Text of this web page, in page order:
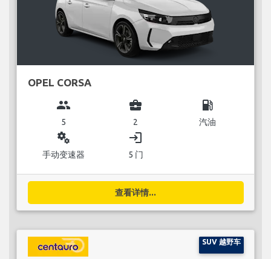
OPEL CORSA
group
5
business_center
2
local_gas_station
汽油
miscellaneous_services
手动变速器
login
5 门
查看详情...
SUV 越野车